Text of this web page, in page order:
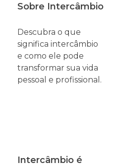
Sobre Intercâmbio
Descubra o que
significa intercâmbio
e como ele pode
transformar sua vida
pessoal e profissional.
Intercâmbio é